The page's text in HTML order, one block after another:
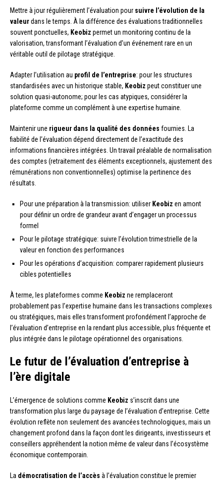
Mettre à jour régulièrement l’évaluation pour suivre l’évolution de la
valeurdans le temps. À la différence des évaluations traditionnelles
souvent ponctuelles, Keobiz permet un monitoring continu de la
valorisation, transformant l’évaluation d’un événement rare en un
véritable outil de pilotage stratégique.
Adapter l’utilisation au profil de l’entreprise: pour les structures
standardisées avec un historique stable, Keobiz peut constituer une
solution quasi-autonome; pour les cas atypiques, considérer la
plateforme comme un complément à une expertise humaine.
Maintenir une rigueur dans la qualité des données fournies. La
fiabilité de l’évaluation dépend directement de l’exactitude des
informations financières intégrées. Un travail préalable de normalisation
des comptes (retraitement des éléments exceptionnels, ajustement des
rémunérations non conventionnelles) optimise la pertinence des
résultats.
Pour une préparation à la transmission: utiliser Keobiz en amont
pour définir un ordre de grandeur avant d’engager un processus
formel
Pour le pilotage stratégique: suivre l’évolution trimestrielle de la
valeur en fonction des performances
Pour les opérations d’acquisition: comparer rapidement plusieurs
cibles potentielles
À terme, les plateformes comme Keobiz ne remplaceront
probablement pas l’expertise humaine dans les transactions complexes
ou stratégiques, mais elles transforment profondément l’approche de
l’évaluation d’entreprise en la rendant plus accessible, plus fréquente et
plus intégrée dans le pilotage opérationnel des organisations.
Le futur de l’évaluation d’entreprise à
l’ère digitale
L’émergence de solutions comme Keobiz s’inscrit dans une
transformation plus large du paysage de l’évaluation d’entreprise. Cette
évolution reflète non seulement des avancées technologiques, mais un
changement profond dans la façon dont les dirigeants, investisseurs et
conseillers appréhendent la notion même de valeur dans l’écosystème
économique contemporain.
La démocratisation de l’accès à l’évaluation constitue le premier